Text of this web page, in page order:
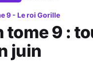
9 - Le roi Gorille
tome 9 :
juin